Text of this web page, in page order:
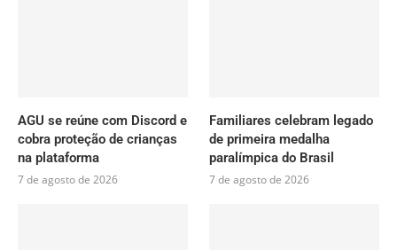
AGU se reúne com Discord e
cobra proteção de crianças
na plataforma
7 de agosto de 2026
Familiares celebram legado
de primeira medalha
paralímpica do Brasil
7 de agosto de 2026